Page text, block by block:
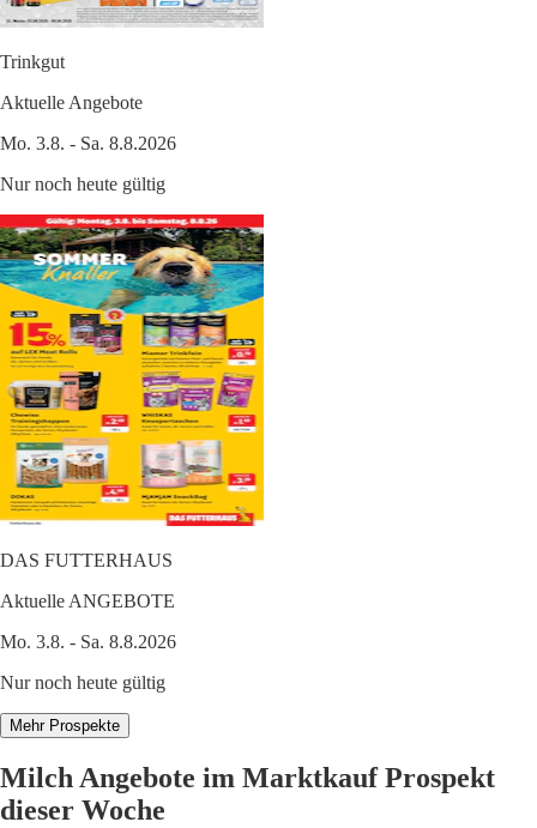
Trinkgut
Aktuelle Angebote
Mo. 3.8. - Sa. 8.8.2026
Nur noch heute gültig
DAS FUTTERHAUS
Aktuelle ANGEBOTE
Mo. 3.8. - Sa. 8.8.2026
Nur noch heute gültig
Mehr Prospekte
Milch Angebote im Marktkauf Prospekt
dieser Woche